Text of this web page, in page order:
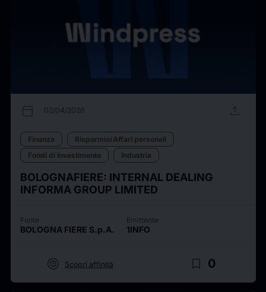
calendar_today 02/04/2026 upload
Finanza
Risparmio/Affari personali
Fondi di investimento
Industria
BOLOGNAFIERE: INTERNAL DEALING
INFORMA GROUP LIMITED
Fonte
BOLOGNA FIERE S.p.A.
Emittente
1INFO
target Scopri affinità bookmark_border 0